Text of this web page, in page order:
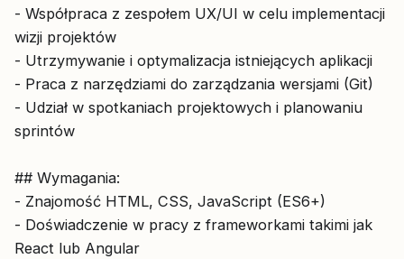
- Współpraca z zespołem UX/UI w celu implementacji
wizji projektów
- Utrzymywanie i optymalizacja istniejących aplikacji
- Praca z narzędziami do zarządzania wersjami (Git)
- Udział w spotkaniach projektowych i planowaniu
sprintów
## Wymagania:
- Znajomość HTML, CSS, JavaScript (ES6+)
- Doświadczenie w pracy z frameworkami takimi jak
React lub Angular